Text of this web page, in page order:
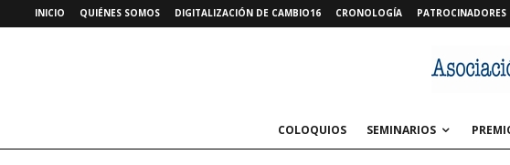
INICIO QUIÉNES SOMOS DIGITALIZACIÓN DE CAMBIO16 CRONOLOGÍA PATROCINADORES
COLOQUIOS SEMINARIOS